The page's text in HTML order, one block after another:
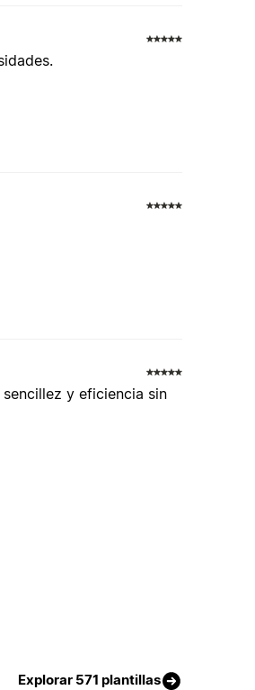
y eficiencia sin
Explorar 571 plantillas